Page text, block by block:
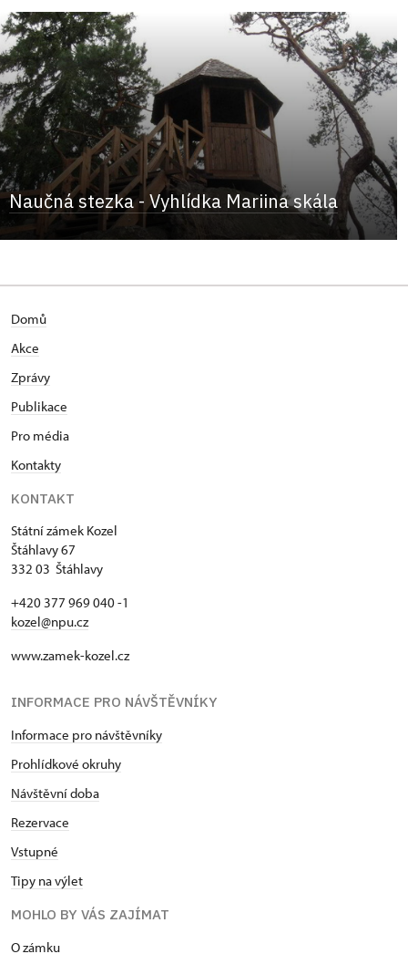
Naučná stezka - Vyhlídka Mariina skála
Domů
Akce
Zprávy
Publikace
Pro média
Kontakty
KONTAKT
Státní zámek Kozel
Štáhlavy 67
332 03 Štáhlavy
+420 377 969 040 -1
kozel@npu.cz
www.zamek-kozel.cz
INFORMACE PRO NÁVŠTĚVNÍKY
Informace pro návštěvníky
Prohlídkové okruhy
Návštěvní doba
Rezervace
Vstupné
Tipy na výlet
MOHLO BY VÁS ZAJÍMAT
O zámku